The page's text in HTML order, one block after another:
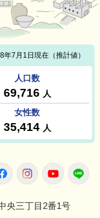
所FacebookInstagram
央三丁目2番1号